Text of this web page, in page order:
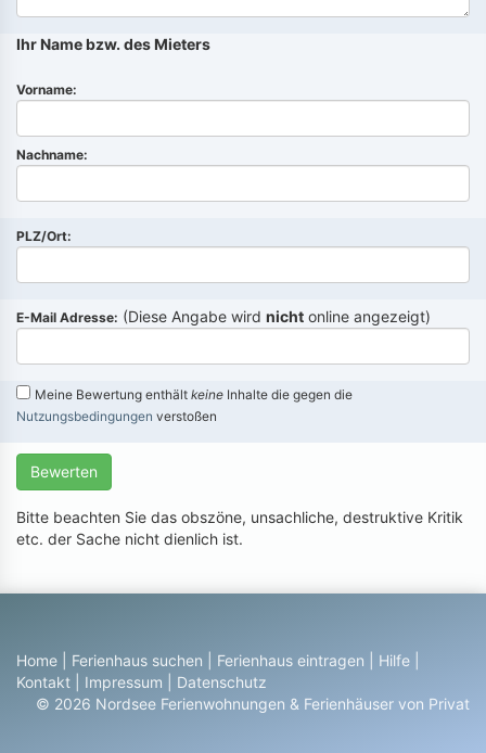
Ihr Name bzw. des Mieters
Vorname:
Nachname:
PLZ/Ort:
E-Mail Adresse: (Diese Angabe wird nicht online angezeigt)
Meine Bewertung enthält keine Inhalte die gegen die
Nutzungsbedingungen verstoßen
Bewerten
Bitte beachten Sie das obszöne, unsachliche, destruktive Kritik
etc. der Sache nicht dienlich ist.
Home Ferienhaus suchen Ferienhaus eintragen Hilfe
Kontakt
Impressum
Datenschutz
© 2026 Nordsee Ferienwohnungen & Ferienhäuser von Privat